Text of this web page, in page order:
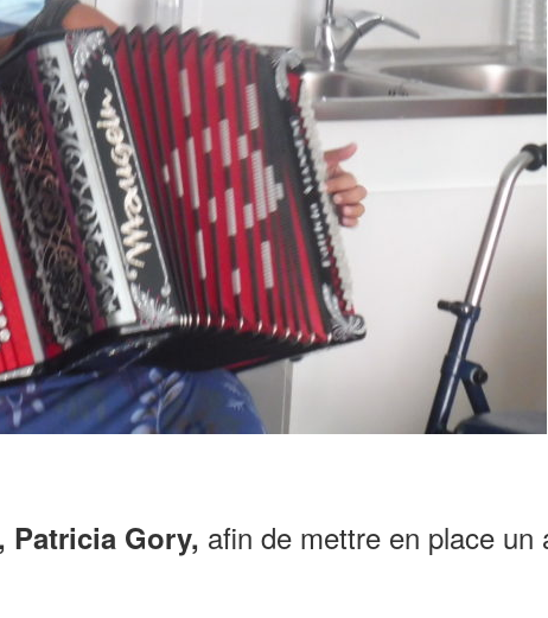
Patricia Gory, afin de mettre en place un